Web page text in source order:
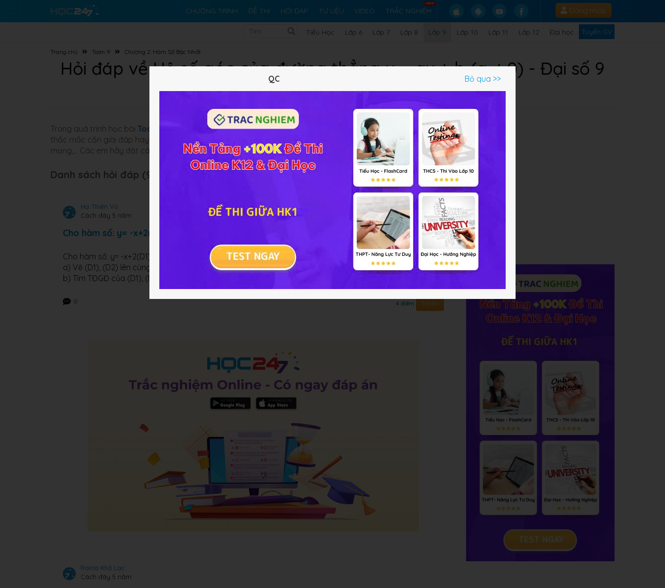
CHƯƠNG TRÌNH ĐỀ THI HỎI ĐÁP TƯ LIỆU VIDEO TRẮC NGHIỆM Đăng nhập
Tiểu Học Lớp 6 Lớp 7 Lớp 8 Lớp 9 Lớp 10 Lớp 11 Lớp 12 Đại học Tuyển GV
Trang chủ Toán 9 Chương 2: Hàm Số Bậc Nhất
Hỏi đáp về Hệ số góc của đường thẳng y = ax + b (a ≠ 0) - Đại số 9
Trong quá trình học bài Toán 9 Bài 5 Hệ số góc của đường thẳng y = ax + b (a ≠ 0)
nếu các em gặp những
thắc mắc cần giài đáp hay những bài tập không biết phương pháp giải từ SGK, Sách tham khảo, Các trang
mạng,... Các em hãy đặt câu hỏi ở đây cộng đồng ToánHỌC247sẽ sớm giải đáp cho các em.
Danh sách hỏi đáp (96 câu):
Hạ Thiên Vũ
Cách đây 5 năm
Cho hàm số: y= -x+2(D1) và y=1/2x (D2). Vẽ (D1), (D2) lên cùng hệ trục tọa độ
Cho hàm số: y= -x+2(D1) và y=1/2x (D2)
a) Vẽ (D1), (D2) lên cùng hệ trục tọa độ
b) Tìm TĐGĐ của (D1), (D2) bằng phép toán
0 4 điểm Trả lời
Raina Khả Lạc
Cách đây 5 năm
QC Bỏ qua >>